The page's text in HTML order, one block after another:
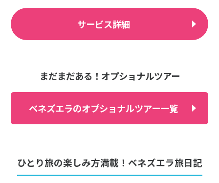
サービス詳細
まだまだある！オプショナルツアー
ベネズエラのオプショナルツアー一覧
ひとり旅の楽しみ方満載！ベネズエラ旅日記